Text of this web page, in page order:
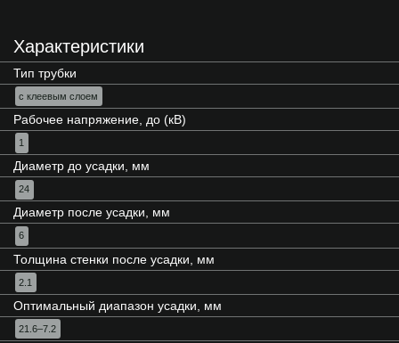
Характеристики
Тип трубки
с клеевым слоем
Рабочее напряжение, до (кВ)
1
Диаметр до усадки, мм
24
Диаметр после усадки, мм
6
Толщина стенки после усадки, мм
2.1
Оптимальный диапазон усадки, мм
21.6–7.2